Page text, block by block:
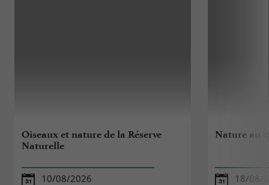
Oiseaux et nature de la Réserve
Naturelle
10/08/2026
Nature au
18/08/